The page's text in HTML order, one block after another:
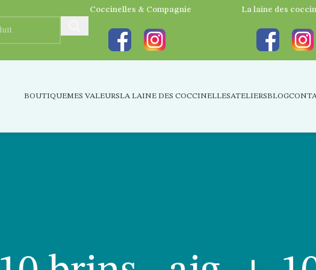
BOUTIQUEMES VALEURSLA LAINE DES COCCINELLESATELIERSBLOG
Coccinelles & Compagnie La laine des